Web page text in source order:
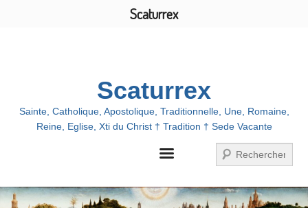
Menu
Scaturrex
Sainte, Catholique, Apostolique, Traditionnelle, Une, Romaine,
Reine, Eglise, Xti du Christ † Tradition † Sede Vacante
Zoeken
Scaturrex